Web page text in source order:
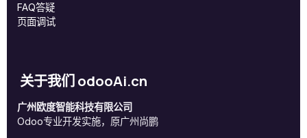
FAQ答疑
页面调试
关于我们 odooAi.cn
广州欧度智能科技有限公司
Odoo专业开发实施，原广州尚鹏